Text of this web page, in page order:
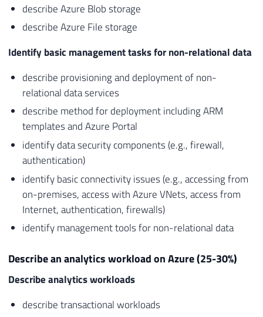
describe Azure Blob storage
describe Azure File storage
Identify basic management tasks for non-relational data
describe provisioning and deployment of non-
relational data services
describe method for deployment including ARM
templates and Azure Portal
identify data security components (e.g., firewall,
authentication)
identify basic connectivity issues (e.g., accessing from
on-premises, access with Azure VNets, access from
Internet, authentication, firewalls)
identify management tools for non-relational data
Describe an analytics workload on Azure (25-30%)
Describe analytics workloads
describe transactional workloads